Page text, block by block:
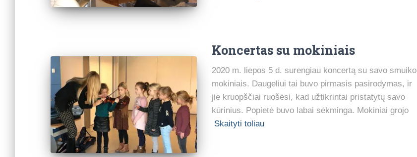
Koncertas su mokiniais
2020 m. liepos 5 d. surengiau koncertą su savo smuiko
mokiniais. Daugeliui tai buvo pirmasis pasirodymas, ir
jie kruopščiai ruošėsi, kad užtikrintai pristatytų savo
kūrinius. Popietė buvo labai sėkminga. Mokiniai grojo
Skaityti toliau